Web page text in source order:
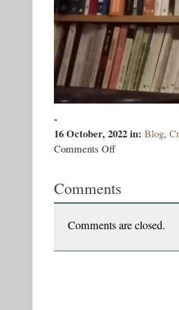
-
16 October, 2022in: Blog,
Comments Offon
Ciotloș,
Comments
Comments are closed.